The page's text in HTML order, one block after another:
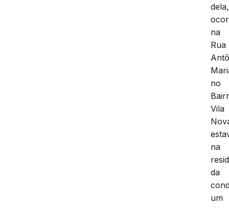
dela,
na
Rua
no
Vila
na
da
um